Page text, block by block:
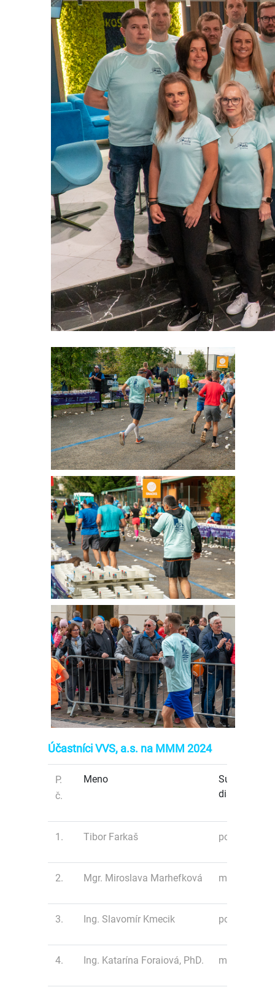
Účastníci VVS, a.s. na MMM 2024
P.
č.
Meno
Súťažná
disciplína
1. Tibor Farkaš polmaratón
2. Mgr. Miroslava Marhefková minimaratón
3. Ing. Slavomír Kmecik polmaratón
4. Ing. Katarína Foraiová, PhD. minimaratón